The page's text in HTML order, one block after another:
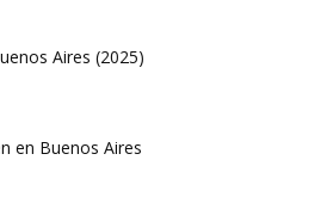
Aires (2025)
en Buenos Aires